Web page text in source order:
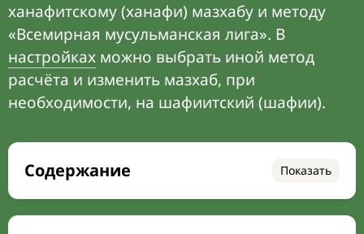
ханафитскому (ханафи) мазхабу и методу
«Всемирная мусульманская лига». В
настройках можно выбрать иной метод
расчёта и изменить мазхаб, при
необходимости, на шафиитский (шафии).
Содержание Показать
Время намаза на сегодня